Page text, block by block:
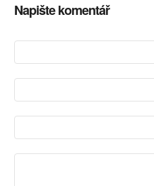
Napište komentář